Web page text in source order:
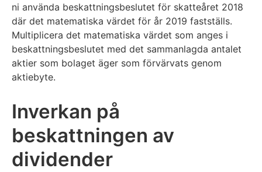
ni använda beskattningsbeslutet för skatteåret 2018
där det matematiska värdet för år 2019 fastställs.
Multiplicera det matematiska värdet som anges i
beskattningsbeslutet med det sammanlagda antalet
aktier som bolaget äger som förvärvats genom
aktiebyte.
Inverkan på
beskattningen av
dividender